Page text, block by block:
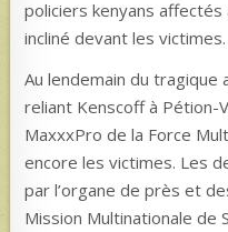
policiers kenyans affectés
incliné devant les victimes.
Au lendemain du tragique
reliant Kenscoff à Pétion-
MaxxxPro de la Force
encore les victimes. Les
par l’organe de près et
Mission Multinationale de